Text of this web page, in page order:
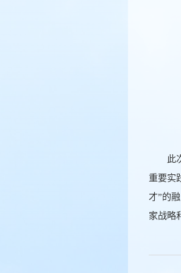
此
重要实
才”的
家战略